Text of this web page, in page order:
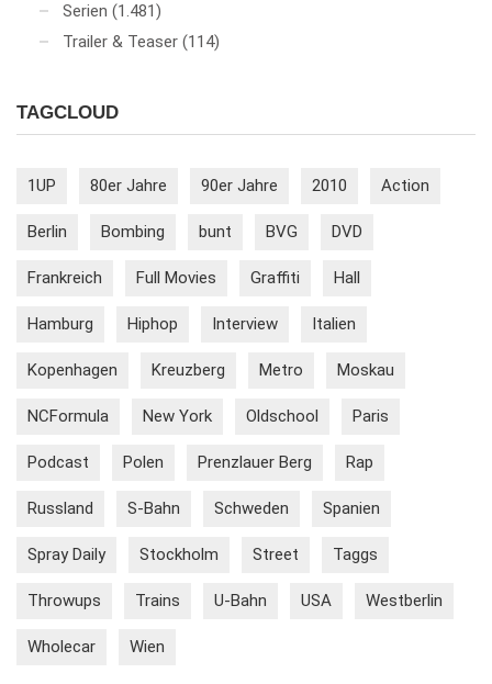
Serien (1.481)
Trailer & Teaser (114)
TAGCLOUD
1UP 80er Jahre 90er Jahre 2010 Action
Berlin Bombing bunt BVG DVD
Frankreich Full Movies Graffiti Hall
Hamburg Hiphop Interview Italien
Kopenhagen Kreuzberg Metro Moskau
NCFormula New York Oldschool Paris
Podcast Polen Prenzlauer Berg Rap
Russland S-Bahn Schweden Spanien
Spray Daily Stockholm Street Taggs
Throwups Trains U-Bahn USA Westberlin
Wholecar Wien